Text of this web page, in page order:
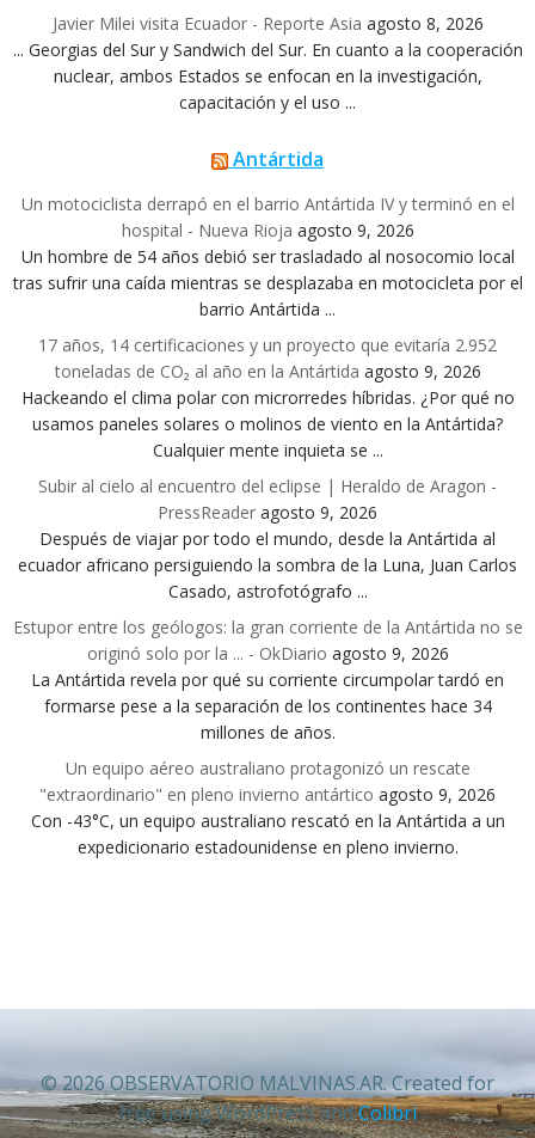
Javier Milei visita Ecuador - Reporte Asia agosto 8, 2026
... Georgias del Sur y Sandwich del Sur. En cuanto a la cooperación
nuclear, ambos Estados se enfocan en la investigación,
capacitación y el uso ...
Antártida
Un motociclista derrapó en el barrio Antártida IV y terminó en el
hospital - Nueva Rioja agosto 9, 2026
Un hombre de 54 años debió ser trasladado al nosocomio local
tras sufrir una caída mientras se desplazaba en motocicleta por el
barrio Antártida ...
17 años, 14 certificaciones y un proyecto que evitaría 2.952
toneladas de CO₂ al año en la Antártida agosto 9, 2026
Hackeando el clima polar con microrredes híbridas. ¿Por qué no
usamos paneles solares o molinos de viento en la Antártida?
Cualquier mente inquieta se ...
Subir al cielo al encuentro del eclipse | Heraldo de Aragon -
PressReader agosto 9, 2026
Después de viajar por todo el mundo, desde la Antártida al
ecuador africano persiguiendo la sombra de la Luna, Juan Carlos
Casado, astrofotógrafo ...
Estupor entre los geólogos: la gran corriente de la Antártida no se
originó solo por la ... - OkDiario agosto 9, 2026
La Antártida revela por qué su corriente circumpolar tardó en
formarse pese a la separación de los continentes hace 34
millones de años.
Un equipo aéreo australiano protagonizó un rescate
"extraordinario" en pleno invierno antártico agosto 9, 2026
Con -43°C, un equipo australiano rescató en la Antártida a un
expedicionario estadounidense en pleno invierno.
© 2026 OBSERVATORIO MALVINAS.AR. Created for
free using WordPress andColibri